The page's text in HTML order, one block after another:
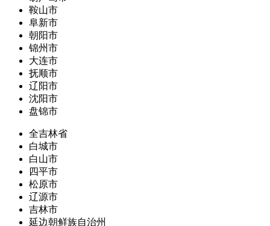
鞍山市
阜新市
朝阳市
锦州市
大连市
抚顺市
辽阳市
沈阳市
盘锦市
全吉林省
白城市
白山市
四平市
松原市
辽源市
吉林市
延边朝鲜族自治州